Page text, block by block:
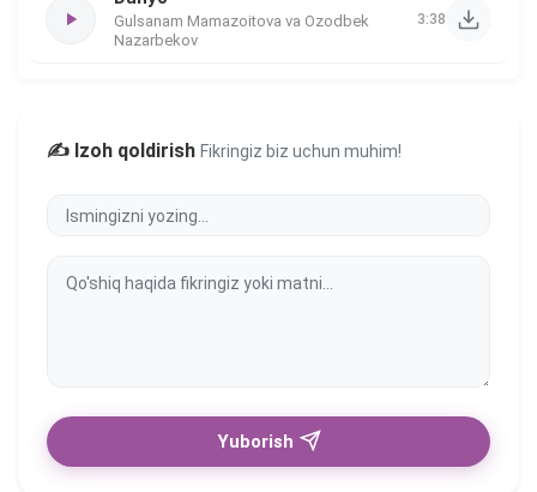
Gulsanam Mamazoitova va Ozodbek
Nazarbekov
3:38
✍️ Izoh qoldirish Fikringiz biz uchun muhim!
Yuborish